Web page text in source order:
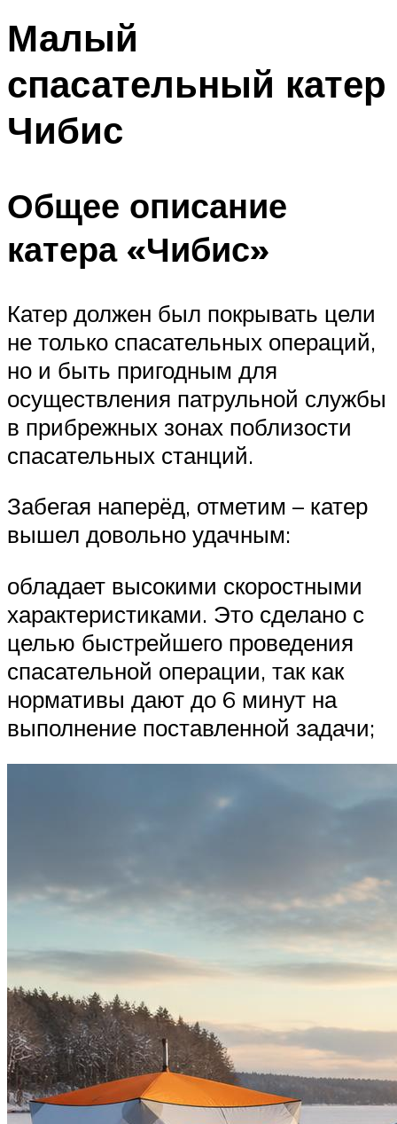
Малый
спасательный катер
Чибис
Общее описание
катера «Чибис»
Катер должен был покрывать цели
не только спасательных операций,
но и быть пригодным для
осуществления патрульной службы
в прибрежных зонах поблизости
спасательных станций.
Забегая наперёд, отметим – катер
вышел довольно удачным:
обладает высокими скоростными
характеристиками. Это сделано с
целью быстрейшего проведения
спасательной операции, так как
нормативы дают до 6 минут на
выполнение поставленной задачи;